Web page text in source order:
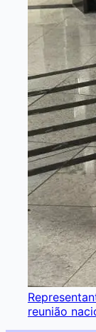
reunião